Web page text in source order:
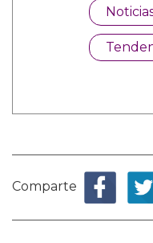
Comparte